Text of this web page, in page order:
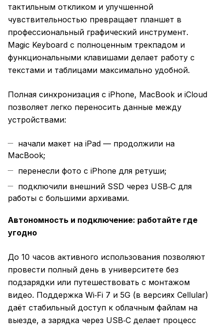
тактильным откликом и улучшенной
чувствительностью превращает планшет в
профессиональный графический инструмент.
Magic Keyboard с полноценным трекпадом и
функциональными клавишами делает работу с
текстами и таблицами максимально удобной.
Полная синхронизация с iPhone, MacBook и iCloud
позволяет легко переносить данные между
устройствами:
начали макет на iPad — продолжили на
MacBook;
перенесли фото с iPhone для ретуши;
подключили внешний SSD через USB‑C для
работы с большими архивами.
Автономность и подключение: работайте где
угодно
До 10 часов активного использования позволяют
провести полный день в университете без
подзарядки или путешествовать с монтажом
видео. Поддержка Wi‑Fi 7 и 5G (в версиях Cellular)
даёт стабильный доступ к облачным файлам на
выезде, а зарядка через USB‑C делает процесс